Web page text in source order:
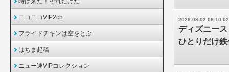
2026-08-02 06:10:02
ディズニー
ひとりだけ
ニコニコVIP2ch
フライドチキンは空をとぶ
はちま起稿
ニュー速VIPコレクション